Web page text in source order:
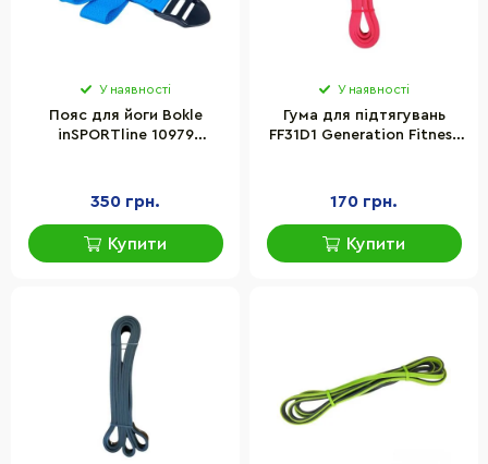
У наявності
Пояс для йоги Bokle
inSPORTline 10979
350 грн.
Купити
У наявності
Гума для підтягувань
FF31D1 Generation Fitness
170 грн.
Купити